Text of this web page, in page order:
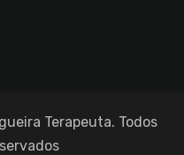
Terapeuta. Todos